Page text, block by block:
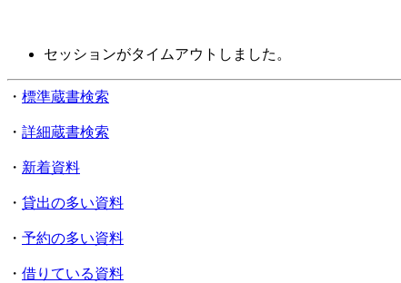
セッションがタイムアウトしました。
・ 標準蔵書検索
・ 詳細蔵書検索
・ 新着資料
・ 貸出の多い資料
・ 予約の多い資料
・ 借りている資料